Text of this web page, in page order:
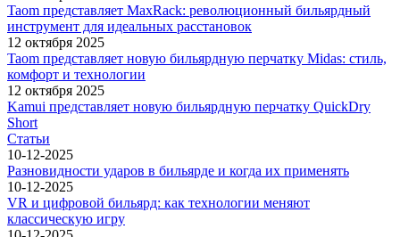
Taom представляет MaxRack: революционный бильярдный
инструмент для идеальных расстановок
12 октября 2025
Taom представляет новую бильярдную перчатку Midas: стиль,
комфорт и технологии
12 октября 2025
Kamui представляет новую бильярдную перчатку QuickDry
Short
Статьи
10-12-2025
Разновидности ударов в бильярде и когда их применять
10-12-2025
VR и цифровой бильярд: как технологии меняют
классическую игру